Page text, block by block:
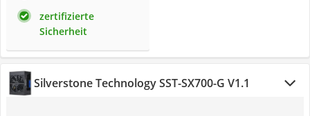
zertifizierte
Sicherheit
Silverstone Technology SST-SX700-G V1.1